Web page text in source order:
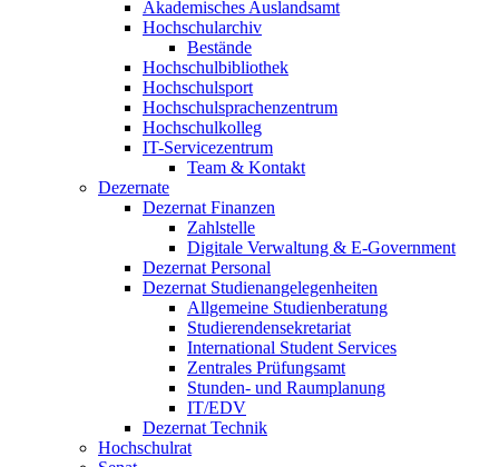
Akademisches Auslandsamt
Hochschularchiv
Bestände
Hochschulbibliothek
Hochschulsport
Hochschulsprachenzentrum
Hochschulkolleg
IT-Servicezentrum
Team & Kontakt
Dezernate
Dezernat Finanzen
Zahlstelle
Digitale Verwaltung & E-Government
Dezernat Personal
Dezernat Studienangelegenheiten
Allgemeine Studienberatung
Studierendensekretariat
International Student Services
Zentrales Prüfungsamt
Stunden- und Raumplanung
IT/EDV
Dezernat Technik
Hochschulrat